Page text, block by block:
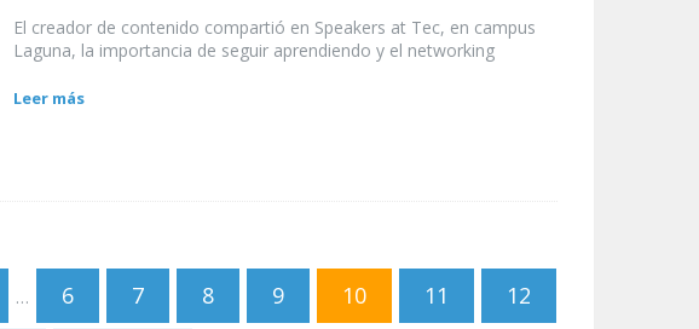
El creador de contenido compartió en Speakers at Tec, en campus
Laguna, la importancia de seguir aprendiendo y el networking
Leer más
… 6 7 8 9 10 11 12